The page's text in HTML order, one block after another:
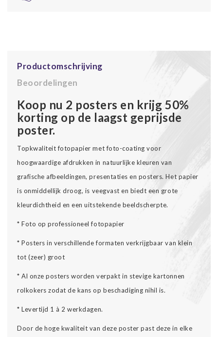
Productomschrijving
Beoordelingen
Koop nu 2 posters en krijg 50%
korting op de laagst geprijsde
poster.
Topkwaliteit fotopapier met foto-coating voor
hoogwaardige afdrukken in natuurlijke kleuren van
grafische afbeeldingen, presentaties en posters. Het papier
is onmiddellijk droog, is veegvast en biedt een grote
kleurdichtheid en een uitstekende beeldscherpte.
* Foto op professioneel fotopapier
* Posters in verschillende formaten verkrijgbaar van klein
tot (zeer) groot
* Al onze posters worden verpakt in stevige kartonnen
rolkokers zodat de kans op beschadiging nihil is.
* Levertijd 1 à 2 werkdagen.
Door de hoge kwaliteit van deze poster past deze in elke